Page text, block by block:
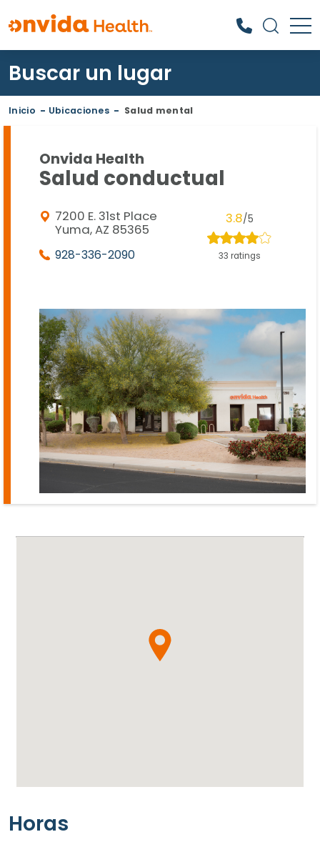
¿Qué podemos ayudarle a
encontrar?
Buscar un lugar
Inicio - Ubicaciones - Salud mental
Onvida Health
Salud conductual
7200 E. 31st Place
Yuma, AZ 85365
928-336-2090
3.8/5
33 ratings
Horas